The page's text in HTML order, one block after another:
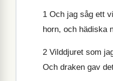
1 Och jag såg ett
horn, och hädiska
2 Vilddjuret som
Och draken gav